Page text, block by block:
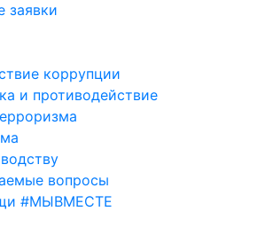
заявки
коррупции
и противодействие
вопросы
#МЫВМЕСТЕ